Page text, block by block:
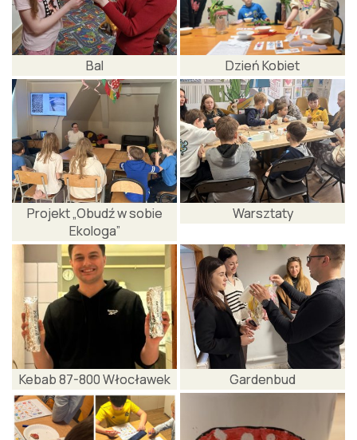
Bal Dzień Kobiet
Projekt „Obudź w sobie
Ekologa”
Warsztaty
Kebab 87-800 Włocławek Gardenbud